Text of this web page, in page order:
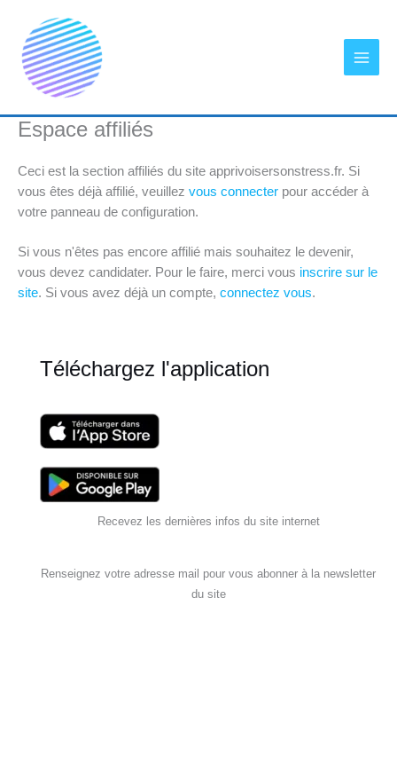
contenu
Espace affiliés
Ceci est la section affiliés du site apprivoisersonstress.fr. Si
vous êtes déjà affilié, veuillez vous connecter pour accéder à
votre panneau de configuration.
Si vous n'êtes pas encore affilié mais souhaitez le devenir,
vous devez candidater. Pour le faire, merci vous inscrire sur le
site. Si vous avez déjà un compte, connectez vous.
Téléchargez l'application
Recevez les dernières infos du site internet
Renseignez votre adresse mail pour vous abonner à la newsletter
du site